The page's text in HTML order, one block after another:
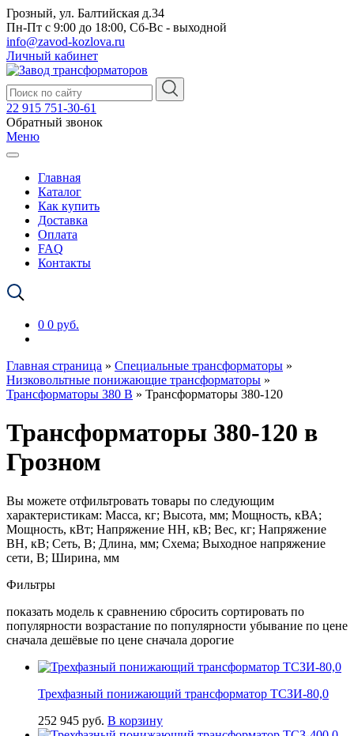
Грозный, ул. Балтийская д.34
Пн-Пт с 9:00 до 18:00, Сб-Вс - выходной
info@zavod-kozlova.ru
Личный кабинет
22 915 751-30-61
Обратный звонок
Меню
Главная
Каталог
Как купить
Доставка
Оплата
FAQ
Контакты
0 0 руб.
Главная страница » Специальные трансформаторы »
Низковольтные понижающие трансформаторы »
Трансформаторы 380 В » Трансформаторы 380-120
Трансформаторы 380-120 в
Грозном
Вы можете отфильтровать товары по следующим
характеристикам: Масса, кг; Высота, мм; Мощность, кВА;
Мощность, кВт; Напряжение НН, кВ; Вес, кг; Напряжение
ВН, кВ; Сеть, В; Длина, мм; Схема; Выходное напряжение
сети, В; Ширина, мм
Фильтры
показать модель к сравнению сбросить сортировать по
популярности возрастание по популярности убывание по цене
сначала дешёвые по цене сначала дорогие
Трехфазный понижающий трансформатор ТСЗИ-80,0
252 945 руб. В корзину